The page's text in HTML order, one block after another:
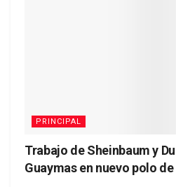
PRINCIPAL
Trabajo de Sheinbaum y
Guaymas en nuevo polo